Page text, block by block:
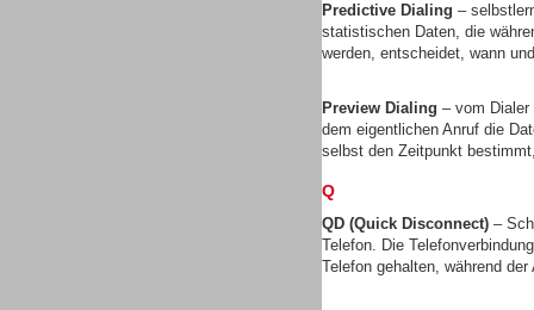
Predictive Dialing –
statistischen Daten, die
werden, entscheidet, wann
Preview Dialing – vom Dialer
dem eigentlichen Anruf die
selbst den Zeitpunkt
Q
QD (Quick Disconnect) –
Telefon. Die
Telefon gehalten, während